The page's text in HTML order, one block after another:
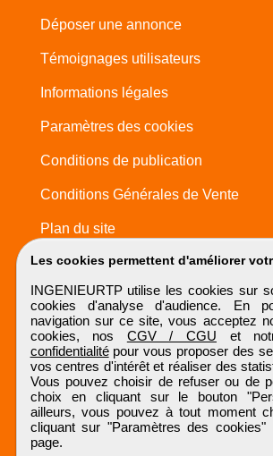
Les cookies permettent d'améliorer
INGENIEURTP utilise les cookies sur
cookies d'analyse d'audience. En
navigation sur ce site, vous acceptez
cookies, nos CGV / CGU et
confidentialitépour vous proposer des
vos centres d'intérêt et réaliser des
Vous pouvez choisir de refuser ou de
choix en cliquant sur le bouton
ailleurs, vous pouvez à tout moment
cliquant sur "Paramètres des
page.
Déposer une annonce
Témoignages utilisateurs
Informations légales
Paramètres des cookies
Conditions de publication
Conditions Générales de Vente
Plan du site